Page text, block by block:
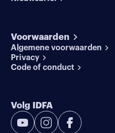
Voorwaarden
Algemene voorwaarden
Privacy
Code of conduct
Volg IDFA